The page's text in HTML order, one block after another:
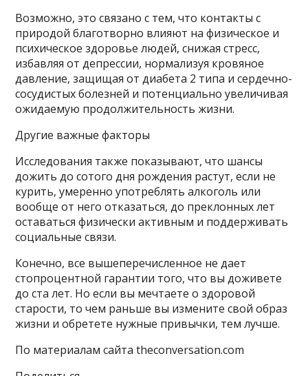
Возможно, это связано с тем, что контакты с
природой благотворно влияют на физическое и
психическое здоровье людей, снижая стресс,
избавляя от депрессии, нормализуя кровяное
давление, защищая от диабета 2 типа и сердечно-
сосудистых болезней и потенциально увеличивая
ожидаемую продолжительность жизни.
Другие важные факторы
Исследования также показывают, что шансы
дожить до сотого дня рождения растут, если не
курить, умеренно употреблять алкоголь или
вообще от него отказаться, до преклонных лет
оставаться физически активным и поддерживать
социальные связи.
Конечно, все вышеперечисленное не дает
стопроцентной гарантии того, что вы доживете
до ста лет. Но если вы мечтаете о здоровой
старости, то чем раньше вы измените свой образ
жизни и обретете нужные привычки, тем лучше.
По материалам сайта theconversation.com